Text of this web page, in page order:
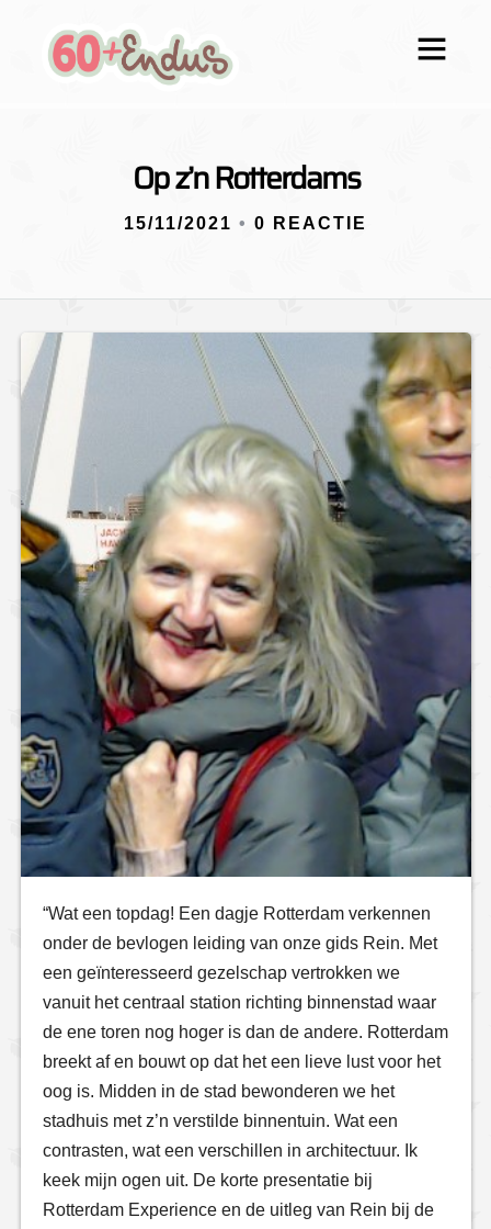
Op z’n Rotterdams
15/11/2021 • 0 REACTIE
“Wat een topdag! Een dagje Rotterdam verkennen
onder de bevlogen leiding van onze gids Rein. Met
een geïnteresseerd gezelschap vertrokken we
vanuit het centraal station richting binnenstad waar
de ene toren nog hoger is dan de andere. Rotterdam
breekt af en bouwt op dat het een lieve lust voor het
oog is. Midden in de stad bewonderen we het
stadhuis met z’n verstilde binnentuin. Wat een
contrasten, wat een verschillen in architectuur. Ik
keek mijn ogen uit. De korte presentatie bij
Rotterdam Experience en de uitleg van Rein bij de